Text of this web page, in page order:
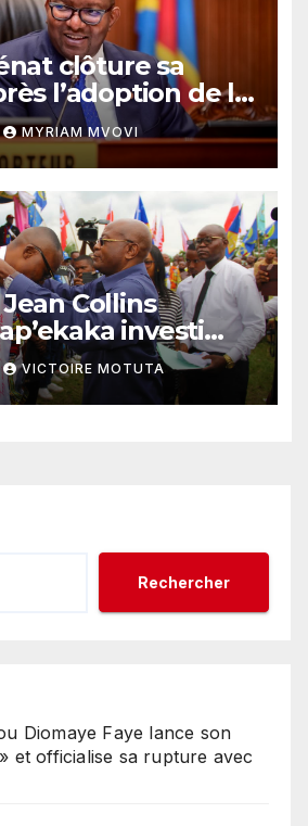
clôture sa
l’adoption de la
MYRIAM MVOVI
Collins
investi
Conseil
l’Union sacrée
VICTOIRE MOTUTA
Rechercher
Diomaye Faye lance son
et officialise sa rupture avec